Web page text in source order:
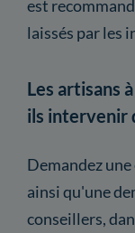
est
laissés par les
Les artisans
ils intervenir
Demandez
ainsi qu'une
conseillers,